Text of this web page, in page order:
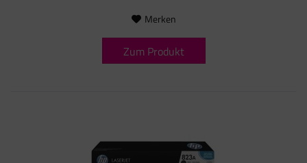
Merken
Zum Produkt